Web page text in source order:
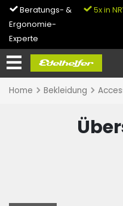
Beratungs- &
Ergonomie-
Experte
5x in
Home Bekleidung